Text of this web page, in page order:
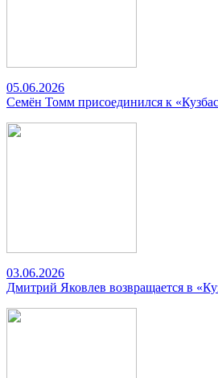
05.06.2026
Семён Томм присоединился к
03.06.2026
Дмитрий Яковлев возвращается в